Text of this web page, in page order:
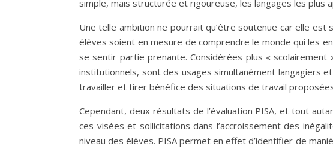
simple, mais structurée et rigoureuse, les langages les plus
Une telle ambition ne pourrait qu’être soutenue car elle est
élèves soient en mesure de comprendre le monde qui les
se sentir partie prenante. Considérées plus «
institutionnels, sont des usages simultanément langagiers
travailler et tirer bénéfice des situations de travail
Cependant, deux résultats de l’évaluation PISA, et tout
ces visées et sollicitations dans l’accroissement des
niveau des élèves. PISA permet en effet d’identifier de